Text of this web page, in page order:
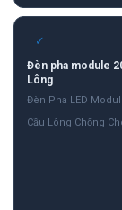
✓
Đèn pha module
Lông
Đèn Pha LED
Cầu Lông Chống